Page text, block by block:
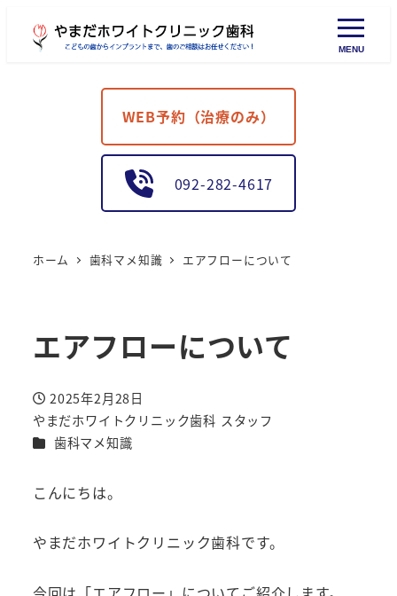
MENU
WEB予約（治療のみ）
092-282-4617
ホーム 歯科マメ知識 エアフローについて
エアフローについて
投稿日
2025年2月28日
著
者
やまだホワイトクリニック歯科 スタッフ
カテゴリー
歯科マメ知識
こんにちは。
やまだホワイトクリニック歯科です。